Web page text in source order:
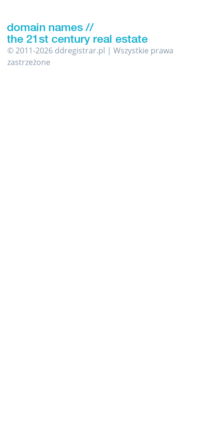
© 2011-2026 ddregistrar.pl | Wszystkie prawa
zastrzeżone